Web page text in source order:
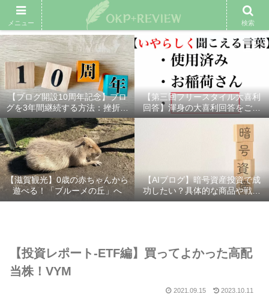
雑記ブログ プロフィール 余興動画 ベスト大喜利 スポ
【ブログ開設10周年記念】ブロ
グを3年間継続する方法：挫折し
ないための7つの秘訣
【第三回フリースタイル大喜利
回答】渾身の大喜利回答をご紹
介！
【滋賀観光】0歳の赤ちゃんから
遊べる！「ブルーメの丘」へ
【AIブログ】暗号資産投資で成
功したい？具体的な商品や戦略
を分かりやすく解説！
【投資レポート-ETF編】買ってよかった高配
当株！VYM
2021.09.15 2023.10.11
メニュー 検索